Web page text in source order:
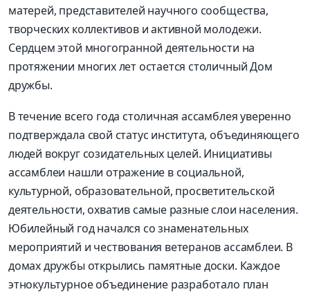
матерей, представителей научного сообщества,
творческих коллективов и активной молодежи.
Сердцем этой многогранной деятельности на
протяжении многих лет остается столичный Дом
дружбы.
В течение всего года столичная ассамблея уверенно
подтверждала свой статус института, объединяющего
людей вокруг созидательных целей. Инициативы
ассамблеи нашли отражение в социальной,
культурной, образовательной, просветительской
деятельности, охватив самые разные слои населения.
Юбилейный год начался со знаменательных
мероприятий и чествования ветеранов ассамблеи. В
домах дружбы открылись памятные доски. Каждое
этнокультурное объединение разработало план